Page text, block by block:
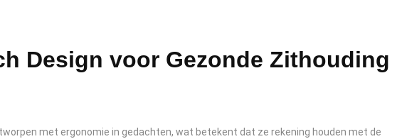
Design voor Gezonde Zithouding
met ergonomie in gedachten, wat betekent dat ze rekening houden met de